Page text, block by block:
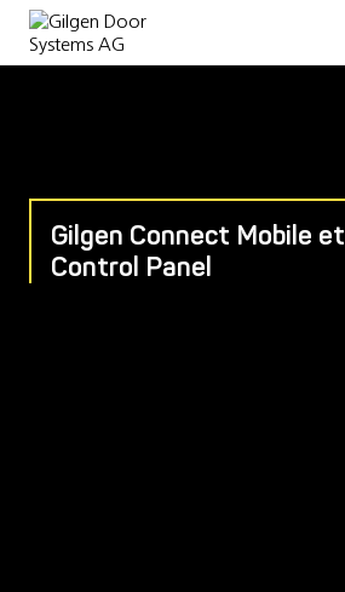
Gilgen Connect Mobile et
Control Panel